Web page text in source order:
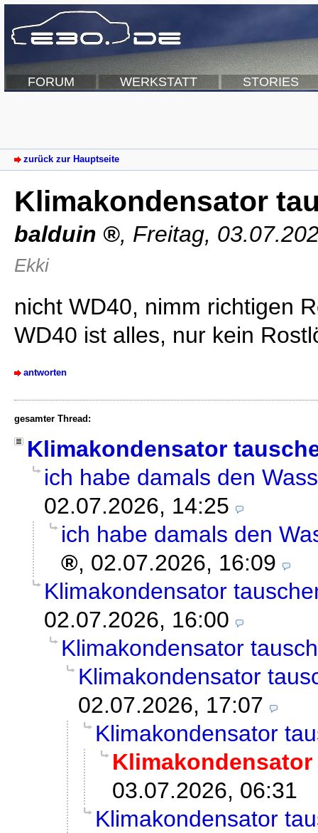
FORUM WERKSTATT STORIES
zurück zur Hauptseite
Klimakondensator
balduin , Freitag,
Ekki
nicht WD40, nimm richtigen
WD40 ist alles, nur kein
antworten
gesamter Thread:
Klimakondensator
ich habe damals den
02.07.2026, 14:25
ich habe damals den
, 02.07.2026, 16:09
Klimakondensator
02.07.2026, 16:00
Klimakondensator
Klimakondensator
02.07.2026, 17:07
Klimakondensator
03.07.2026, 06:31
Klimakondensator